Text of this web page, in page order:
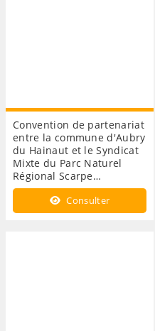
Convention de partenariat
entre la commune d'Aubry
du Hainaut et le Syndicat
Mixte du Parc Naturel
Régional Scarpe…
Consulter